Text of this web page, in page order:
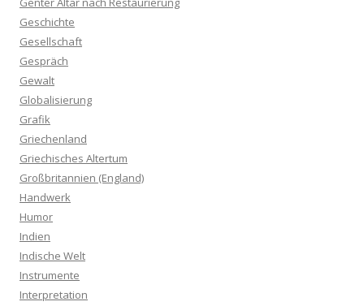
Geschichte
Gesellschaft
Gespräch
Gewalt
Globalisierung
Grafik
Griechenland
Griechisches Altertum
Großbritannien (England)
Handwerk
Humor
Indien
Indische Welt
Instrumente
Interpretation